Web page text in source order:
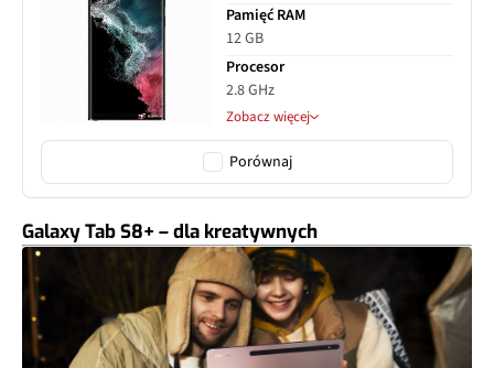
Pamięć RAM
12 GB
Procesor
2.8 GHz
Zobacz więcej
Porównaj
Galaxy Tab S8+ – dla kreatywnych